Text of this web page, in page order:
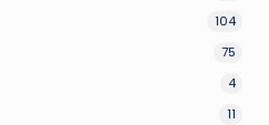
104
75
4
11